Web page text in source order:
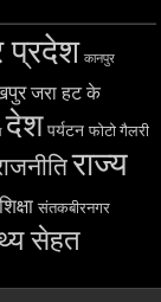
प्रदेश कानपुर
जरा हट के
देश पर्यटन फोटो गैलरी
राज्य
शिक्षा संतकबीरनगर
सेहत